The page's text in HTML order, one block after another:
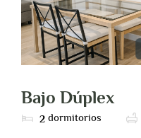
Bajo Dúplex
2 dormitorios